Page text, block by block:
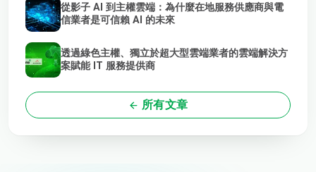
從影子 AI 到主權雲端：為什麼在地服務供應商與電
信業者是可信賴 AI 的未來
透過綠色主權、獨立於超大型雲端業者的雲端解決方
案賦能 IT 服務提供商
所有文章